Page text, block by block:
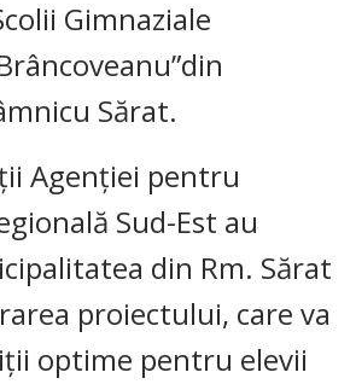
Gimnaziale
Sărat.
Agenției pentru
Sud-Est au
din Rm. Sărat
proiectului, care va
optime pentru elevii